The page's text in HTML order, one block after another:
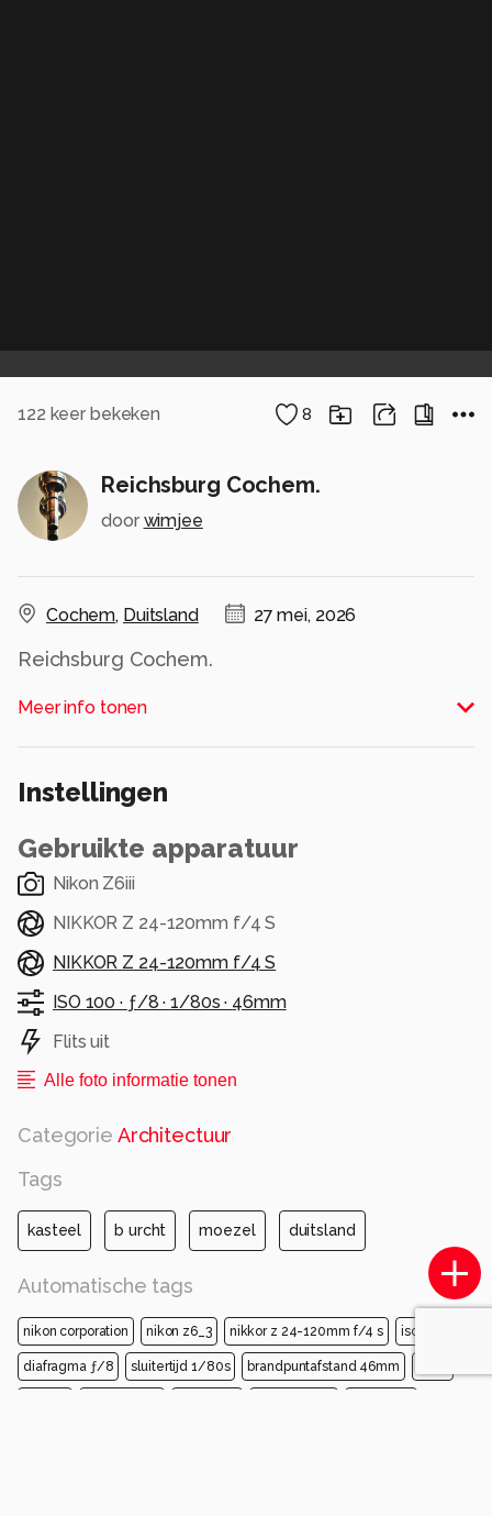
122 keer bekeken 8
Reichsburg Cochem.
door wimjee
Cochem, Duitsland 27 mei, 2026
Reichsburg Cochem.
Nikon Z6iii, Z 24-120mm f/4 S.
#germany #deutschland #visitgermany
#germanytourism
#reichsburg #chateau #reichsburgcochem
#castle #castlesoftheworld
#beautiful #beautifuldestinations
#nikon #nikonphotography #nikonphoto
#iamnikon
#zoomnl #zoomnlfeedback #cameranu_nl
#photo #photography #photooftheday
Alle rechten voorbehouden
Meer info tonen
Instellingen
Gebruikte apparatuur
Nikon Z6iii
NIKKOR Z 24-120mm f/4 S
NIKKOR Z 24-120mm f/4 S
ISO 100 · ƒ/8 ·1/80s · 46mm
Flits uit
Alle foto informatie tonen
Categorie Architectuur
Tags
kasteel b urcht moezel duitsland
Automatische tags
nikon corporation nikon z6_3 nikkor z 24-120mm f/4 s iso 100
diafragma ƒ/8 sluitertijd 1/80s brandpuntafstand 46mm